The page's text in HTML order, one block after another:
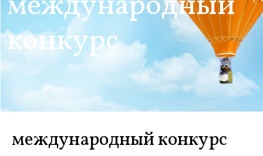
конкурс
международный конкурс